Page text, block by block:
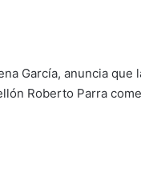
García, anuncia que
Roberto Parra